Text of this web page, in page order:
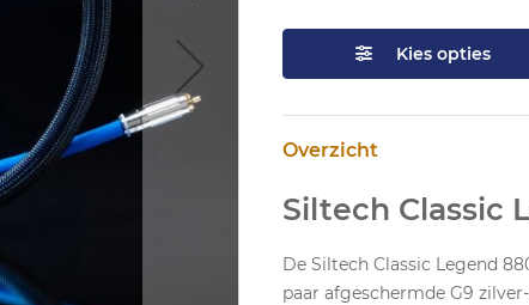
Kies opties
Overzicht
Siltech Classic
De Siltech Classic Legend
paar afgeschermde G9